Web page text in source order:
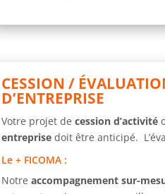
CESSION /
D’ENTREPRISE
Votre projet de cession d’activité
entreprisedoit être anticipé.
Le + FICOMA:
Notre accompagnement sur-